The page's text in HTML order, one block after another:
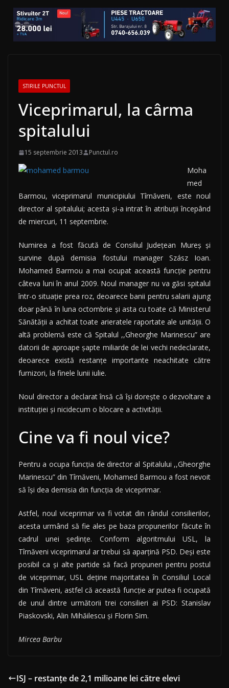
STIRILE PUNCTUL
Viceprimarul, la cârma
spitalului
15 septembrie 2013 Punctul.ro
Moha
med
Barmou, viceprimarul municipiului Tîrnăveni, este noul
director al spitalului; acesta și-a intrat în atribuții începând
de miercuri, 11 septembrie.
Numirea a fost făcută de Consiliul Județean Mureș și
survine după demisia fostului manager Szász Ioan.
Mohamed Barmou a mai ocupat această funcție pentru
câteva luni în anul 2009. Noul manager nu va găsi spitalul
într-o situație prea roz, deoarece banii pentru salarii ajung
doar până în luna octombrie și asta cu toate că Ministerul
Sănătății a achitat toate arieratele raportate ale unității. O
altă problemă este că Spitalul ,,Gheorghe Marinescu” are
datorii de aproape șapte miliarde de lei vechi nedeclarate,
deoarece există restanțe importante neachitate către
furnizori, la finele lunii iulie.
Noul director a declarat însă că își dorește o dezvoltare a
instituției și nicidecum o blocare a activității.
Cine va fi noul vice?
Pentru a ocupa funcţia de director al Spitalului ,,Gheorghe
Marinescu” din Tîrnăveni, Mohamed Barmou a fost nevoit
să îşi dea demisia din funcţia de viceprimar.
Astfel, noul viceprimar va fi votat din rândul consilierilor,
acesta urmând să fie ales pe baza propunerilor făcute în
cadrul unei şedinţe. Conform algoritmului USL, la
Tîrnăveni viceprimarul ar trebui să aparţină PSD. Deşi este
posibil ca şi alte partide să facă propuneri pentru postul
de viceprimar, USL deţine majoritatea în Consiliul Local
din Tîrnăveni, astfel că această funcţie ar putea fi ocupată
de unul dintre următorii trei consilieri ai PSD: Stanislav
Piaskovski, Alin Mihăilescu şi Florin Sim.
Mircea Barbu
ISJ – restanțe de 2,1 milioane lei către elevi